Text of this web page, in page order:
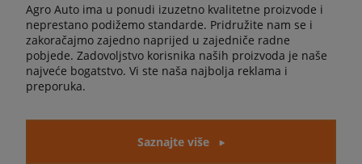
Agro Auto ima u ponudi izuzetno kvalitetne proizvode i
neprestano podižemo standarde. Pridružite nam se i
zakoračajmo zajedno naprijed u zajedniče radne
pobjede. Zadovoljstvo korisnika naših proizvoda je naše
najveće bogatstvo. Vi ste naša najbolja reklama i
preporuka.
Saznajte više